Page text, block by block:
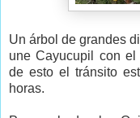
Un árbol de grandes
une Cayucupil con
de esto el tránsito
horas.